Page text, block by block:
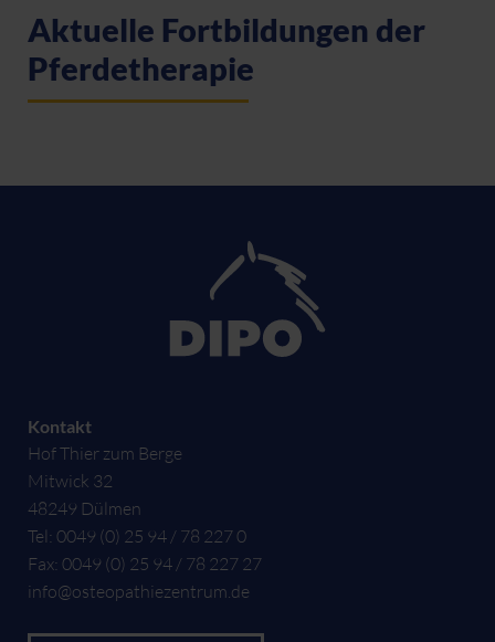
Aktuelle Fortbildungen der
Pferdetherapie
Kontakt
Hof Thier zum Berge
Mitwick 32
48249 Dülmen
Tel: 0049 (0) 25 94 / 78 227 0
Fax: 0049 (0) 25 94 / 78 227 27
info@osteopathiezentrum.de